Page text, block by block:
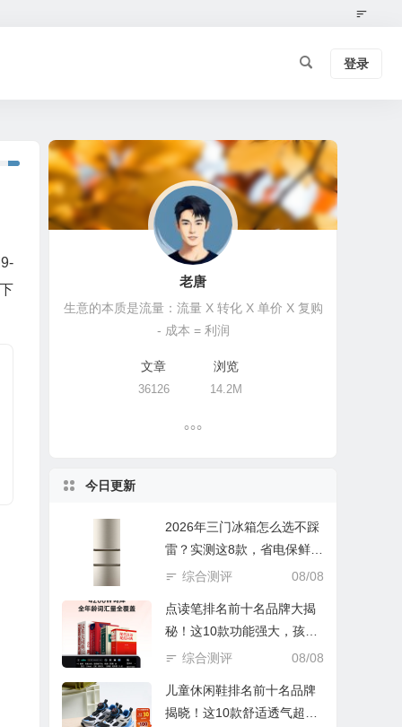
登录
老唐
生意的本质是流量：流量 X 转化 X 单价 X 复购
- 成本 = 利润
文章
36126
浏览
14.2M
今日更新
2026年三门冰箱怎么选不踩
雷？实测这8款，省电保鲜还
实惠！
08/08
综合测评
点读笔排名前十名品牌大揭
秘！这10款功能强大，孩子
学习好帮手
08/08
综合测评
儿童休闲鞋排名前十名品牌
揭晓！这10款舒适透气超好